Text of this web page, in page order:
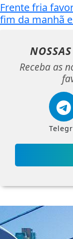
Frente fria
fim da manhã
Receba as